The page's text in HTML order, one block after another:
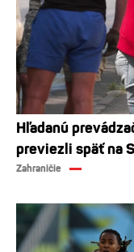
Hľadanú
previezli späť na
Zahraničie